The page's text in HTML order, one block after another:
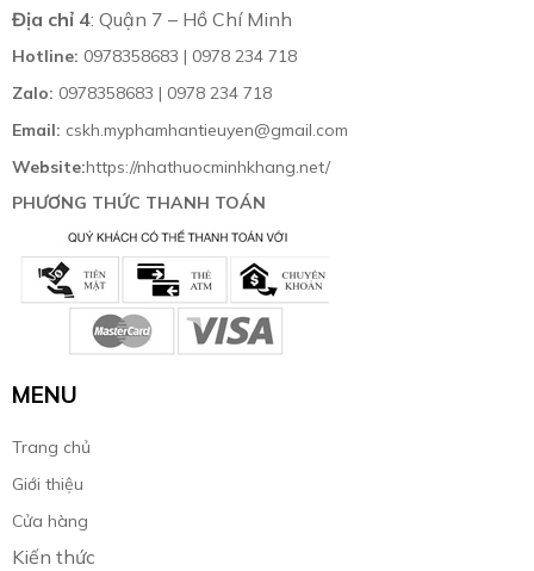
Địa chỉ 4: Quận 7 – Hồ Chí Minh
Hotline: 0978358683 | 0978 234 718
Zalo: 0978358683 | 0978 234 718
Email: cskh.myphamhantieuyen@gmail.com
Website:https://nhathuocminhkhang.net/
PHƯƠNG THỨC THANH TOÁN
MENU
Trang chủ
Giới thiệu
Cửa hàng
Kiến thức